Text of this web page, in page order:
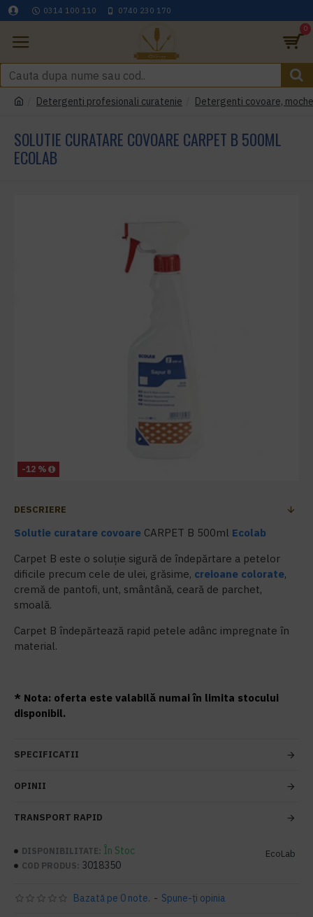
0314 100 110 0740 230 170
0
Detergenti profesionali curatenie Detergenti covoare,
SOLUTIE CURATARE COVOARE CARPET B 500ML
ECOLAB
-12 %
DESCRIERE
Solutie curatare covoare CARPET B 500ml Ecolab
Carpet B este o soluție sigură de îndepărtare a petelor
dificile precum cele de ulei, grăsime, creioane colorate,
cremă de pantofi, unt, smântână, ceară de parchet,
smoală.
Carpet B îndepărtează rapid petele adânc impregnate în
material.
* Nota: oferta este valabilă numai în limita stocului
disponibil.
SPECIFICATII
OPINII
TRANSPORT RAPID
DISPONIBILITATE: În Stoc
COD PRODUS: 3018350
EcoLab
Bazată pe 0 note. - Spune-ţi opinia